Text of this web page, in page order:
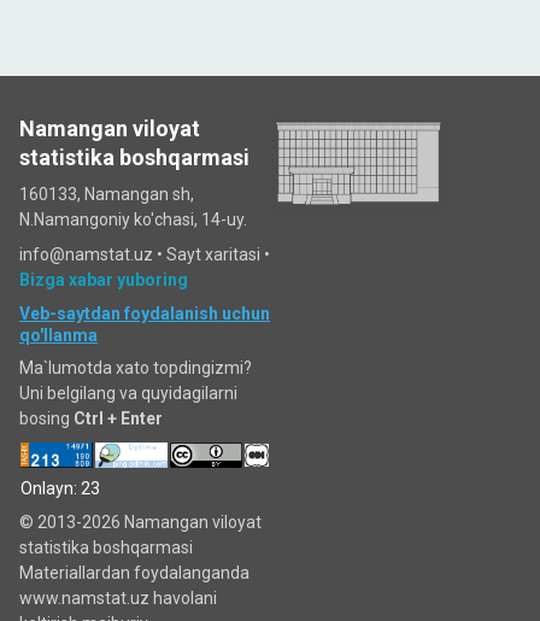
Namangan viloyat
statistika boshqarmasi
160133, Namangan sh,
N.Namangoniy ko'chasi, 14-uy.
info@namstat.uz • Sayt xaritasi •
Bizga xabar yuboring
Veb-saytdan foydalanish uchun
qo'llanma
Ma`lumotda xato topdingizmi?
Uni belgilang va quyidagilarni
bosing Ctrl + Enter
Onlayn: 23
© 2013-2026 Namangan viloyat
statistika boshqarmasi
Materiallardan foydalanganda
www.namstat.uz havolani